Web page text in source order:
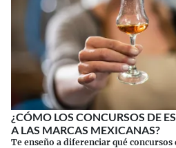
¿CÓMO LOS CONCURSOS DE
A LAS MARCAS MEXICANAS?
Te enseño a diferenciar qué